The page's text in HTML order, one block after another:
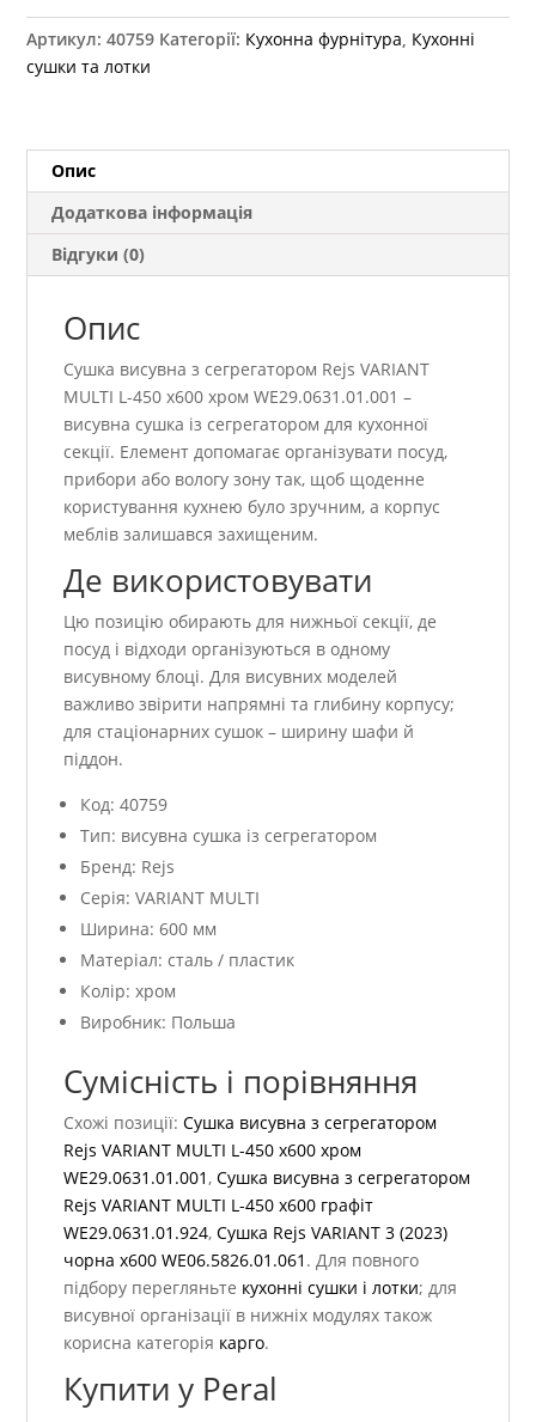
VARIANT
MULTI
x600
хром
WE29.0631.01.001
кількість
Артикул:40759 Категорії: Кухонна фурнітура Кухонні
сушки та лотки
Опис
Додаткова інформація
Відгуки (0)
Опис
Сушка висувна з сегрегатором Rejs VARIANT
MULTI L-450 x600 хром WE29.0631.01.001 –
висувна сушка із сегрегатором для кухонної
секції. Елемент допомагає організувати посуд,
прибори або вологу зону так, щоб щоденне
користування кухнею було зручним, а корпус
меблів залишався захищеним.
Де використовувати
Цю позицію обирають для нижньої секції, де
посуд і відходи організуються в одному
висувному блоці. Для висувних моделей
важливо звірити напрямні та глибину корпусу;
для стаціонарних сушок – ширину шафи й
піддон.
Код: 40759
Тип: висувна сушка із сегрегатором
Бренд: Rejs
Серія: VARIANT MULTI
Ширина: 600 мм
Матеріал: сталь / пластик
Колір: хром
Виробник: Польша
Сумісність і порівняння
Схожі позиції:Сушка висувна з сегрегатором
Rejs VARIANT MULTI L-450 x600 хром
WE29.0631.01.001 ,Сушка висувна з сегрегатором
Rejs VARIANT MULTI L-450 x600 графіт
WE29.0631.01.924,Сушка Rejs VARIANT 3 (2023)
чорна x600 WE06.5826.01.061 . Для повного
підбору перегляньте кухонні сушки і лотки; для
висувної організації в нижніх модулях також
корисна категорія карго.
Купити у Peral